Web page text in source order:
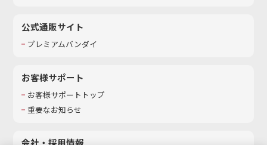
公式通販サイト
プレミアムバンダイ
お客様サポート
お客様サポートトップ
重要なお知らせ